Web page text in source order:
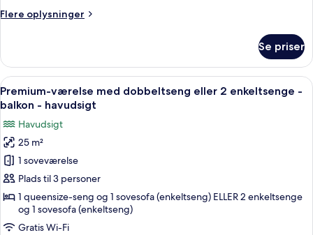
-
delvis
havudsigt
Flere oplysninger
Flere
med
dobbeltseng
eller
2
-
balkon
delvis
havudsigt
Se priser
Indlæs
alle
af
Premium-
værelse
med
dobbeltseng
eller
2
Et hotelværelse med en stor seng, et
8
Premium-værelse med dobbeltseng eller 2 enkeltsenge -
balkon - havudsigt
Havudsigt
25 m²
1 soveværelse
Plads til 3 personer
1 queensize-seng og 1 sovesofa (enkeltseng) ELLER 2 enkeltsenge
og 1 sovesofa (enkeltseng)
Gratis Wi-Fi